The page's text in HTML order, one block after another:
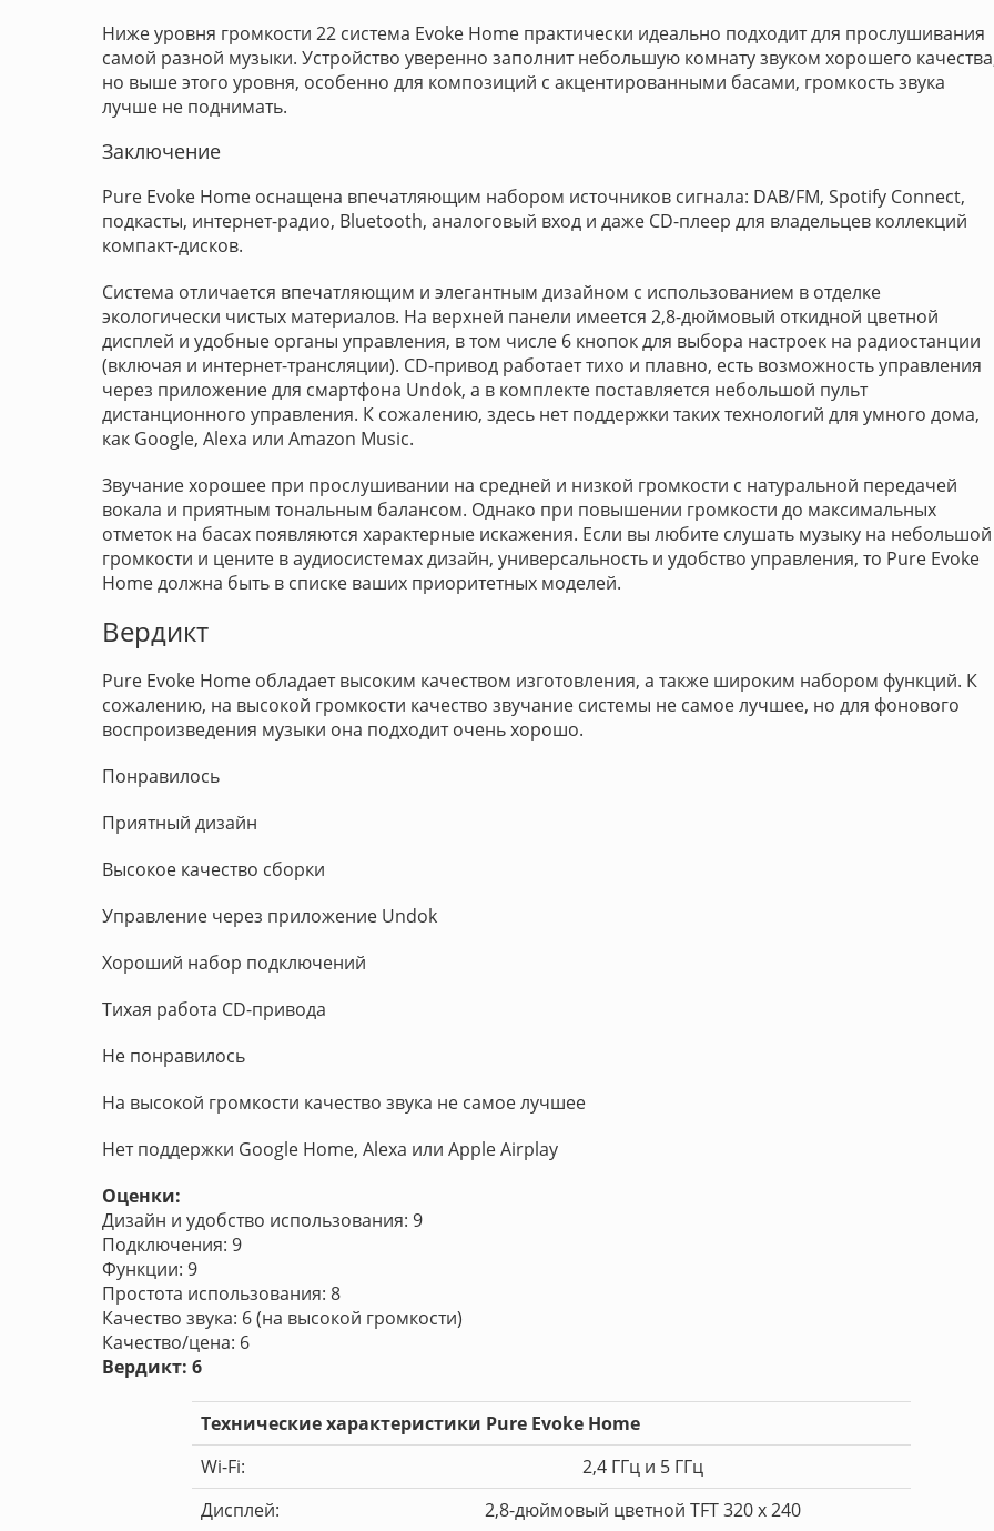
Ниже уровня громкости 22 система Evoke Home практически идеально подходит для прослушивания
самой разной музыки. Устройство уверенно заполнит небольшую комнату звуком хорошего
но выше этого уровня, особенно для композиций с акцентированными басами, громкость звука
лучше не поднимать.
Заключение
Pure Evoke Home оснащена впечатляющим набором источников сигнала: DAB/FM, Spotify Connect,
подкасты, интернет-радио, Bluetooth, аналоговый вход и даже CD-плеер для владельцев коллекций
компакт-дисков.
Система отличается впечатляющим и элегантным дизайном с использованием в отделке
экологически чистых материалов. На верхней панели имеется 2,8-дюймовый откидной цветной
дисплей и удобные органы управления, в том числе 6 кнопок для выбора настроек на радиостанции
(включая и интернет-трансляции). CD-привод работает тихо и плавно, есть возможность управления
через приложение для смартфона Undok, а в комплекте поставляется небольшой пульт
дистанционного управления. К сожалению, здесь нет поддержки таких технологий для умного дома,
как Google, Alexa или Amazon Music.
Звучание хорошее при прослушивании на средней и низкой громкости с натуральной передачей
вокала и приятным тональным балансом. Однако при повышении громкости до максимальных
отметок на басах появляются характерные искажения. Если вы любите слушать музыку на небольшой
громкости и цените в аудиосистемах дизайн, универсальность и удобство управления, то Pure Evoke
Home должна быть в списке ваших приоритетных моделей.
Вердикт
Pure Evoke Home обладает высоким качеством изготовления, а также широким набором функций. К
сожалению, на высокой громкости качество звучание системы не самое лучшее, но для фонового
воспроизведения музыки она подходит очень хорошо.
Понравилось
Приятный дизайн
Высокое качество сборки
Управление через приложение Undok
Хороший набор подключений
Тихая работа CD-привода
Не понравилось
На высокой громкости качество звука не самое лучшее
Нет поддержки Google Home, Alexa или Apple Airplay
Оценки:
Дизайн и удобство использования: 9
Подключения: 9
Функции: 9
Простота использования: 8
Качество звука: 6 (на высокой громкости)
Качество/цена: 6
Вердикт: 6
Технические характеристики Pure Evoke Home
Wi-Fi:
2,4 ГГц и 5 ГГц
Дисплей:
2,8-дюймовый цветной TFT 320 x 240